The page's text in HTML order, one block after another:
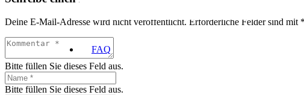
FAQ
Deine E-Mail-Adresse wird nicht veröffentlicht. Erforderliche Felder sind mit *
Bitte füllen Sie dieses Feld aus.
Bitte füllen Sie dieses Feld aus.